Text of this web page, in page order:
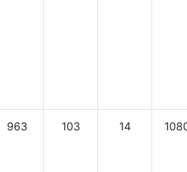
963 103 14